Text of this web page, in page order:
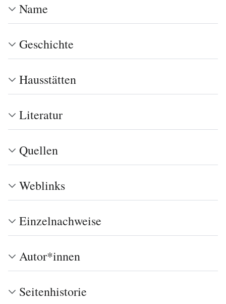
Name
Geschichte
Hausstätten
Literatur
Quellen
Weblinks
Einzelnachweise
Autor*innen
Seitenhistorie